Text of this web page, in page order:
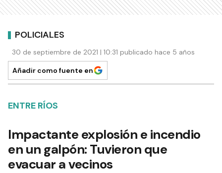
POLICIALES
30 de septiembre de 2021 | 10:31 publicado hace 5 años
Añadir como fuente en
ENTRE RÍOS
Impactante explosión e incendio
en un galpón: Tuvieron que
evacuar a vecinos